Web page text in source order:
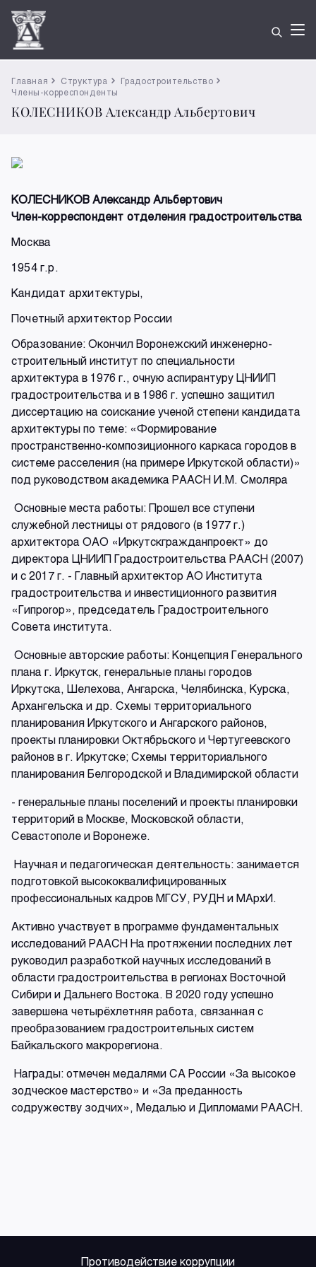
Главная Структура
Градостроительство
Члены-корреспонденты
КОЛЕСНИКОВ Александр Альбертович
КОЛЕСНИКОВ Александр Альбертович
Член-корреспондент отделения градостроительства
Москва
1954 г.р.
Кандидат архитектуры,
Почетный архитектор России
Образование: Окончил Воронежский инженерно-
строительный институт по специальности
архитектура в 1976 г., очную аспирантуру ЦНИИП
градостроительства и в 1986 г. успешно защитил
диссертацию на соискание ученой степени кандидата
архитектуры по теме: «Формирование
пространственно-композиционного каркаса городов в
системе расселения (на примере Иркутской области)»
под руководством академика РААСН И.М. Смоляра
Основные места работы: Прошел все ступени
служебной лестницы от рядового (в 1977 г.)
архитектора ОАО «Иркутскгражданпроект» до
директора ЦНИИП Градостроительства РААСН (2007)
и с 2017 г. - Главный архитектор АО Института
градостроительства и инвестиционного развития
«Гипроrор», председатель Градостроительного
Совета института.
Основные авторские работы: Концепция Генерального
плана г. Иркутск, генеральные планы городов
Иркутска, Шелехова, Ангарска, Челябинска, Курска,
Архангельска и др. Схемы территориального
планирования Иркутского и Ангарского районов,
проекты планировки Октябрьского и Чертугеевского
районов в г. Иркутске; Схемы территориального
планирования Белгородской и Владимирской области
- генеральные планы поселений и проекты планировки
территорий в Москве, Московской области,
Севастополе и Воронеже.
Научная и педагогическая деятельность: занимается
подготовкой высококвалифицированных
профессиональных кадров МГСУ, РУДН и МАрхИ.
Активно участвует в программе фундаментальных
исследований РААСН На протяжении последних лет
руководил разработкой научных исследований в
области градостроительства в регионах Восточной
Сибири и Дальнего Востока. В 2020 году успешно
завершена четырёхлетняя работа, связанная с
преобразованием градостроительных систем
Байкальского макрорегиона.
Награды: отмечен медалями СА России «За высокое
зодческое мастерство» и «За преданность
содружеству зодчих», Медалью и Дипломами РААСН.
Противодействие коррупции